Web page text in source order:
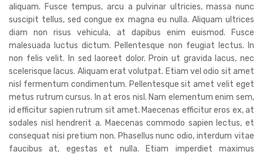
aliquam. Fusce tempus, arcu a pulvinar ultricies, massa nunc
suscipit tellus, sed congue ex magna eu nulla. Aliquam ultrices
diam non risus vehicula, at dapibus enim euismod. Fusce
malesuada luctus dictum. Pellentesque non feugiat lectus. In
non felis velit. In sed laoreet dolor. Proin ut gravida lacus, nec
scelerisque lacus. Aliquam erat volutpat. Etiam vel odio sit amet
nisl fermentum condimentum. Pellentesque sit amet velit eget
metus rutrum cursus. In at eros nisl. Nam elementum enim sem,
id efficitur sapien rutrum sit amet. Maecenas efficitur eros ex, at
sodales nisl hendrerit a. Maecenas commodo sapien lectus, et
consequat nisi pretium non. Phasellus nunc odio, interdum vitae
faucibus at, egestas et nulla. Etiam imperdiet maximus